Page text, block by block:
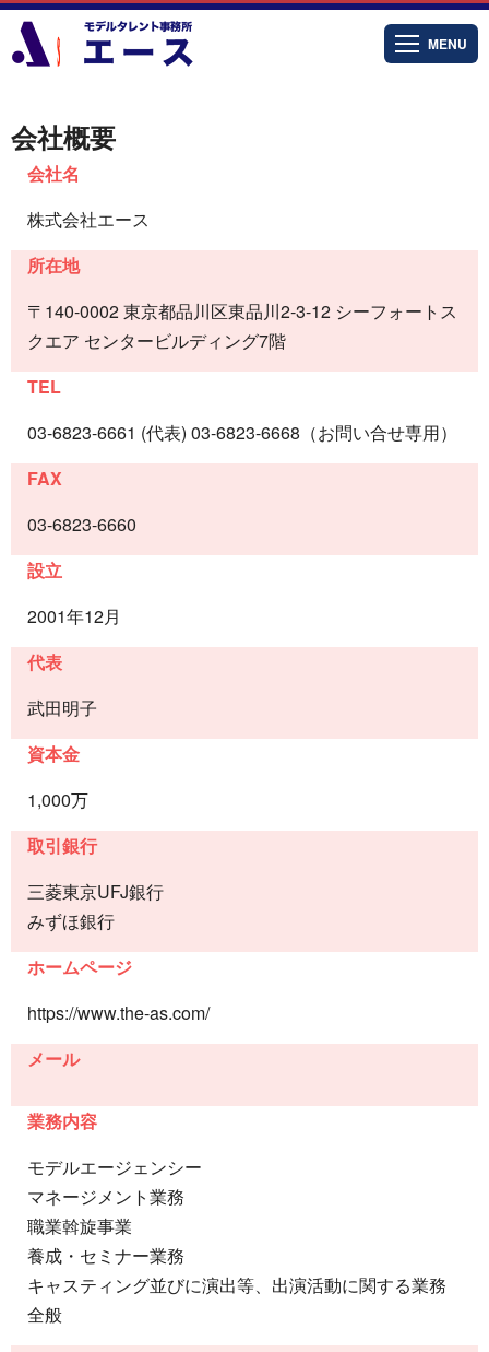
MENU
会社概要
会社名
株式会社エース
所在地
〒140-0002 東京都品川区東品川2-3-12 シーフォートス
クエア センタービルディング7階
TEL
03-6823-6661 (代表) 03-6823-6668（お問い合せ専用）
FAX
03-6823-6660
設立
2001年12月
代表
武田明子
資本金
1,000万
取引銀行
三菱東京UFJ銀行
みずほ銀行
ホームページ
https://www.the-as.com/
メール
業務内容
モデルエージェンシー
マネージメント業務
職業斡旋事業
養成・セミナー業務
キャスティング並びに演出等、出演活動に関する業務
全般